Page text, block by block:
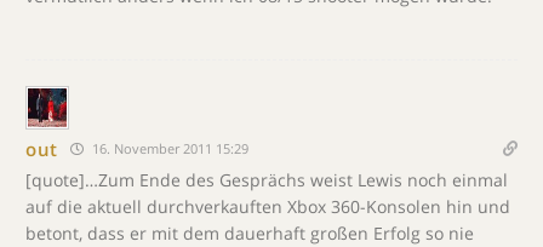
out 16. November 2011 15:29
[quote]…Zum Ende des Gesprächs weist Lewis noch einmal
auf die aktuell durchverkauften Xbox 360-Konsolen hin und
betont, dass er mit dem dauerhaft großen Erfolg so nie